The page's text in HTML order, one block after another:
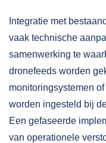
Integratie met
vaak technische
samenwerking te
dronefeeds worden
monitoringsystemen
worden ingesteld bij
Een gefaseerde
van operationele